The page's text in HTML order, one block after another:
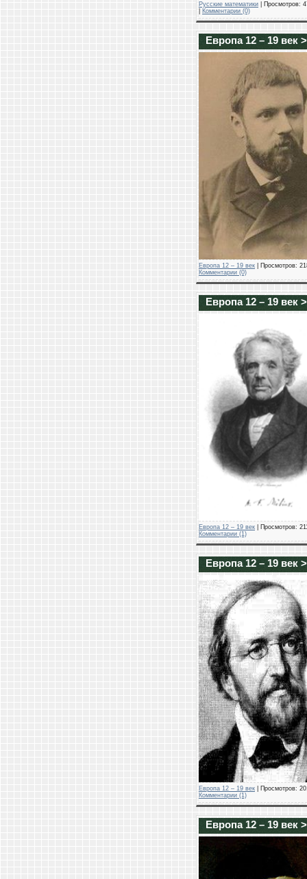
Русские математики | Просмотров:
Комментарии (0)
Европа 12 – 19
Европа 12 – 19 век | Просмотров:
Комментарии (0)
Европа 12 – 19 век
Европа 12 – 19 век | Просмотров:
Комментарии (1)
Европа 12 – 19 век
Европа 12 – 19 век | Просмотров:
Комментарии (1)
Европа 12 – 19 век